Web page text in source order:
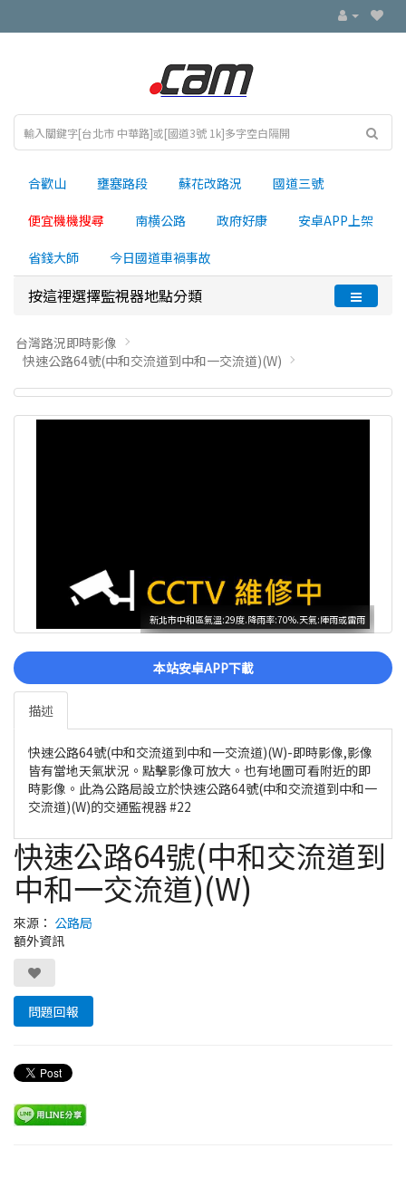
合歡山 壅塞路段 蘇花改路況 國道三號
便宜機機搜尋 南横公路 政府好康 安卓APP上架
省錢大師 今日國道車禍事故
按這裡選擇監視器地點分類
台灣路況即時影像
快速公路64號(中和交流道到中和一交流道)(W)
新北市中和區氣溫:29度.降雨率:70%.天氣:陣雨或雷雨
本站安卓APP下載
描述
快速公路64號(中和交流道到中和一交流道)(W)-即時影像,影像
皆有當地天氣狀況。點擊影像可放大。也有地圖可看附近的即
時影像。此為公路局設立於快速公路64號(中和交流道到中和一
交流道)(W)的交通監視器 #22
快速公路64號(中和交流道到
中和一交流道)(W)
來源： 公路局
額外資訊
問題回報